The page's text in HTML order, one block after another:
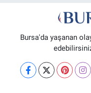
Yenikale Eczanesi
DİKKALDIRIM MAH. HAT
Bursa'da yaşanan